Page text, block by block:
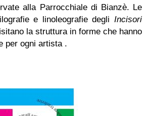
alla Parrocchiale di Bianzè. Le
e linoleografie degli Incisori
la struttura in forme che hanno
per ogni artista .